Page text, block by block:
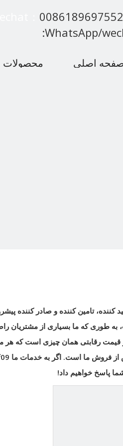
:WhatsApp/
اصلی
محصولات
کننده، تامین کننده و صادر کننده
به طوری که ما بسیاری از مشتریان
و قیمت رقابتی همان چیزی است که
از فروش ما است. اگر به خدمات ما
پاسخ خواهیم داد!